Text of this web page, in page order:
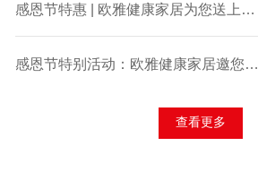
感恩节特惠 | 欧雅健康家居为您送上诚挚的感谢与独家折扣！
感恩节特别活动：欧雅健康家居邀您体验科技舒适，赢取专属好礼！
查看更多